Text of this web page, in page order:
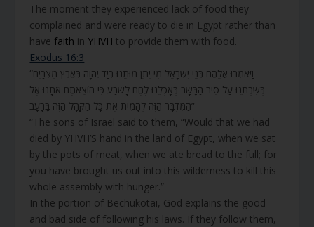
The moment they experienced lack of food they
complained and were ready to die in Egypt rather than
have faith in YHVH to provide them with food.
Exodus 16:3
“וַיֹּאמְרוּ אֲלֵהֶם בְּנֵי יִשְׂרָאֵל מִי יִתֵּן מוּתֵנוּ בְיַד יְהוָה בְּאֶרֶץ מִצְרַיִם
בְּשִׁבְתֵּנוּ עַל סִיר הַבָּשָׂר בְּאָכְלֵנוּ לֶחֶם לָשֹׂבַע כִּי הוֹצֵאתֶם אֹתָנוּ אֶל
הַמִּדְבָּר הַזֶּה לְהָמִית אֶת כָּל הַקָּהָל הַזֶּה בָּרָעָב”
“The sons of Israel said to them, “Would that we had
died by YHVH’S hand in the land of Egypt, when we sat
by the pots of meat, when we ate bread to the full; for
you have brought us out into this wilderness to kill this
whole assembly with hunger.”
In the portion of Bechukotai, God explains the good
and bad side of following his laws. If they follow them,